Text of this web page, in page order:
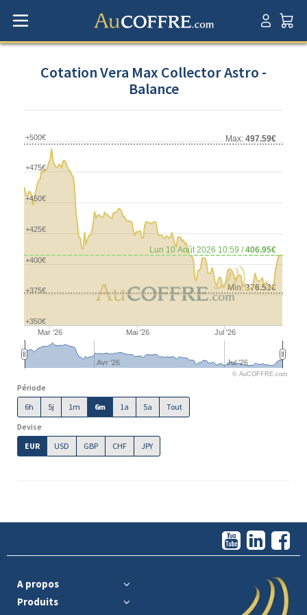
Cotation Vera Max Collector Astro -
Balance
Min:376.53€
Max: 497.59€
Lun 10 Août 2026 10:59 /406.95€
Mar '26 Mai '26 Jul '26
Avr '26 Jul '26
+350€
+375€
+400€
+425€
+450€
+475€
+500€
© AuCOFFRE.com
Période
6h
5j 1m 6m 1a 5a
Tout
Devise
EUR
USD GBP CHF JPY
A propos
Produits